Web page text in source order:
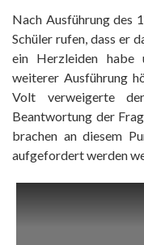
Nach Ausführung des
Schüler rufen, dass er
ein Herzleiden habe
weiterer Ausführung
Volt verweigerte
Beantwortung der
brachen an diesem
aufgefordert werden